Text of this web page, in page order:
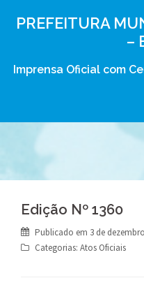
PREFEITURA
–
Imprensa Oficial com
Edição Nº 1360
Publicado em 3 de
Categorias: Atos Oficiais